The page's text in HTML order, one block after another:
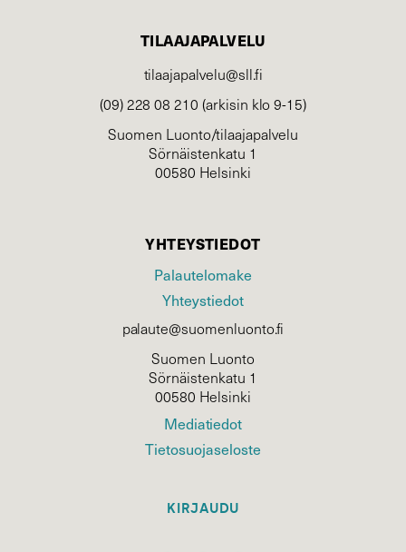
TILAAJAPALVELU
tilaajapalvelu@sll.fi
(09) 228 08 210 (arkisin klo 9-15)
Suomen Luonto/tilaajapalvelu
Sörnäistenkatu 1
00580 Helsinki
YHTEYSTIEDOT
Palautelomake
Yhteystiedot
palaute@suomenluonto.fi
Suomen Luonto
Sörnäistenkatu 1
00580 Helsinki
Mediatiedot
Tietosuojaseloste
KIRJAUDU